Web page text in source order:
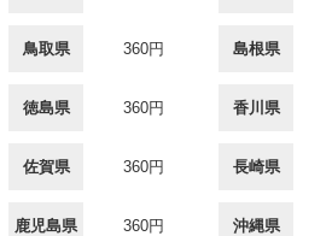
鳥取県 360円 島根県
徳島県 360円 香川県
佐賀県 360円 長崎県
鹿児島県 360円 沖縄県